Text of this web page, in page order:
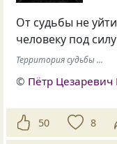
От судьбы не
человеку под
Территория судьбы ...
© Пётр Цезаревич
50 8